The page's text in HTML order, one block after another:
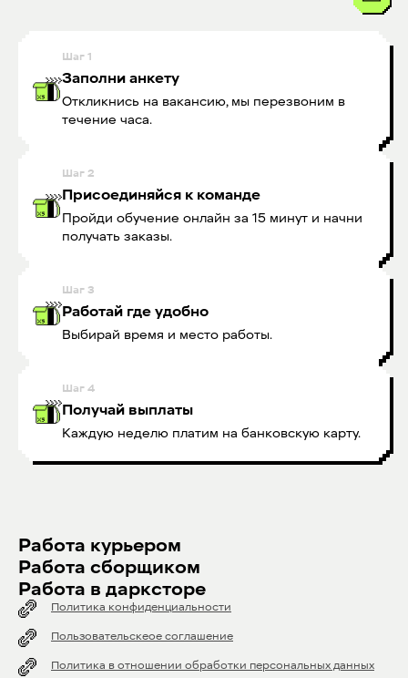
Шаг 1
Заполни анкету
Откликнись на вакансию, мы перезвоним в
течение часа.
Шаг 2
Присоединяйся к команде
Пройди обучение онлайн за 15 минут и начни
получать заказы.
Шаг 3
Работай где удобно
Выбирай время и место работы.
Шаг 4
Получай выплаты
Каждую неделю платим на банковскую карту.
Работа курьером
Работа сборщиком
Работа в дарксторе
Политика конфиденциальности
Пользовательскеое соглашение
Политика в отношении обработки персональных данных